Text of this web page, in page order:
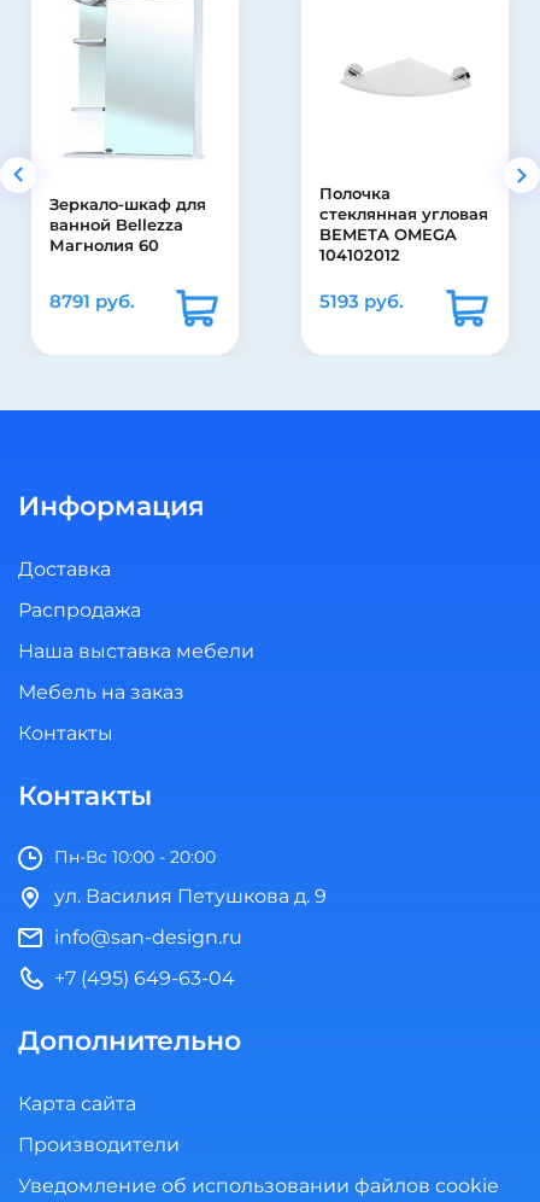
стеклянная угловая
BEMETA OMEGA
104102012
5193 руб.
Зеркало-шкаф Misty
Лиана 55
14490 руб.
Информация
Доставка
Распродажа
Наша выставка мебели
Мебель на заказ
Контакты
Контакты
Пн-Вс 10:00 - 20:00
ул. Василия Петушкова д. 9
info@san-design.ru
+7 (495) 649-63-04
Дополнительно
Карта сайта
Производители
Уведомление об использовании файлов cookie